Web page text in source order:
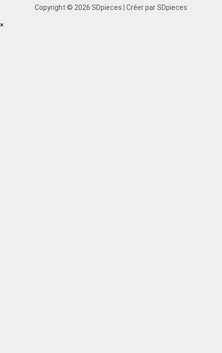
Copyright © 2026 SDpieces | Créer par SDpieces
×